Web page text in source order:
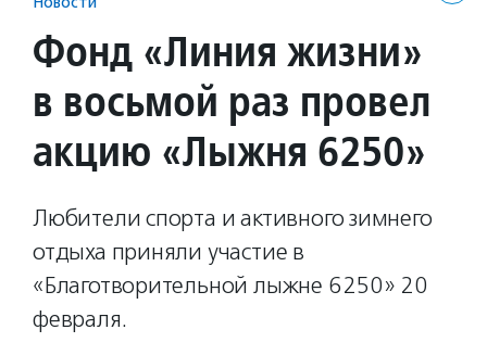
Фонд «Линия жизни»
в восьмой раз провел
акцию «Лыжня 6250»
Любители спорта и активного зимнего
отдыха приняли участие в
«Благотворительной лыжне 6250» 20
февраля.